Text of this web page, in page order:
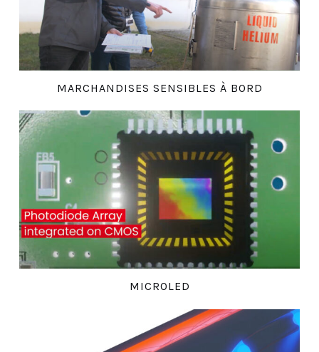
MARCHANDISES SENSIBLES À BORD
MICROLED